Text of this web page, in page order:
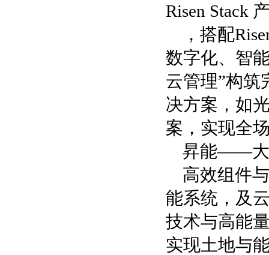
Risen Stack
，搭配
数字化、智
云管理”构筑
决方案，如
案，实现全
昇能——大
高效组件
能系统，及
技术与高能
实现土地与